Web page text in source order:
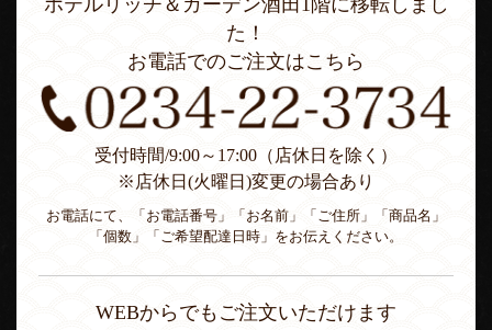
ホテルリッチ＆ガーデン酒田1階に移転しまし
た！
お電話でのご注文はこちら
受付時間/9:00～17:00（店休日を除く）
※店休日(火曜日)変更の場合あり
お電話にて、「お電話番号」「お名前」「ご住所」「商品名」
「個数」「ご希望配達日時」をお伝えください。
WEBからでもご注文いただけます